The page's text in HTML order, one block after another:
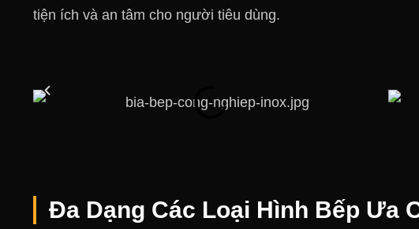
tiện ích và an tâm cho người tiêu dùng.
Đa Dạng Các Loại Hình Bếp Ưa